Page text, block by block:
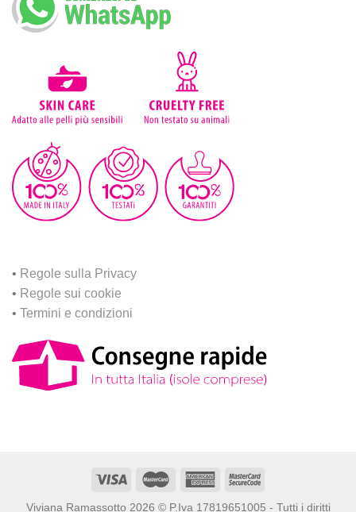
• Regole sulla Privacy
• Regole sui cookie
• Termini e condizioni
Viviana Ramassotto 2026 © P.Iva 17819651005 - Tutti i diritti